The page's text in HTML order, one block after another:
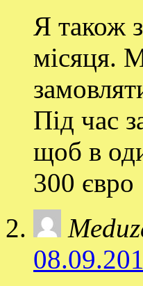
Я також
місяця.
Під час
щоб в
300 євро